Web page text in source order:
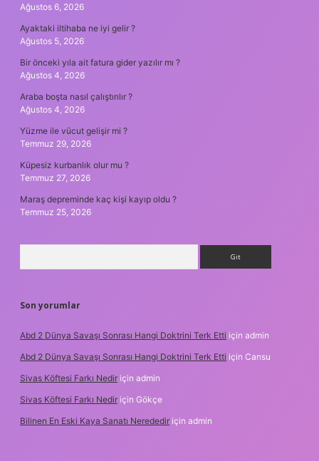
Ağustos 6, 2026
Ayaktaki iltihaba ne iyi gelir ?
Ağustos 5, 2026
Bir önceki yıla ait fatura gider yazılır mı ?
Ağustos 4, 2026
Araba boşta nasıl çalıştırılır ?
Ağustos 4, 2026
Yüzme ile vücut gelişir mi ?
Temmuz 29, 2026
Küpesiz kurbanlık olur mu ?
Temmuz 27, 2026
Maraş depreminde kaç kişi kayıp oldu ?
Temmuz 25, 2026
Son yorumlar
Abd 2 Dünya Savaşı Sonrası Hangi Doktrini Terk Etti için admin
Abd 2 Dünya Savaşı Sonrası Hangi Doktrini Terk Etti için Cansu
Sivas Köftesi Farkı Nedir için admin
Sivas Köftesi Farkı Nedir için Gökçe
Bilinen En Eski Kaya Sanatı Nerededir için admin